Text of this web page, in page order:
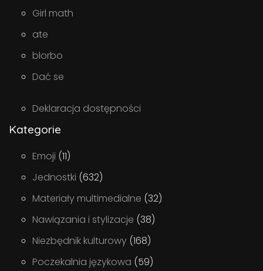
Girl math
ate
blorbo
Dać se
Deklaracja dostępności
Kategorie
Emoji (11)
Jednostki (632)
Materiały multimedialne (32)
Nawiązania i stylizacje (38)
Niezbędnik kulturowy (168)
Poczekalnia językowa (59)